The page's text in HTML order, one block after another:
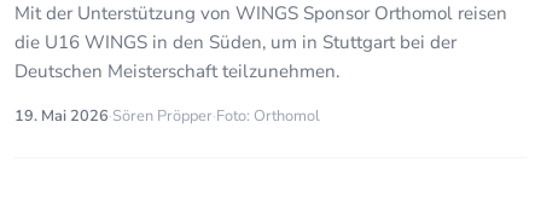
Mit der Unterstützung von WINGS Sponsor Orthomol reisen
die U16 WINGS in den Süden, um in Stuttgart bei der
Deutschen Meisterschaft teilzunehmen.
19. Mai 2026·Sören Pröpper·Foto: Orthomol